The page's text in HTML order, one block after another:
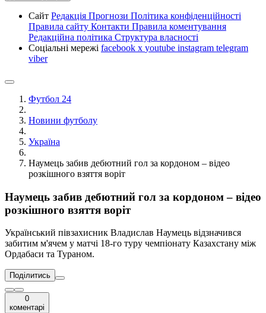
Сайт Редакція Прогнози Політика конфіденційності
Правила сайту Контакти Правила коментування
Редакційна політика Структура власності
Соціальні мережі facebook x youtube instagram telegram
viber
Футбол 24
Новини футболу
Україна
Наумець забив дебютний гол за кордоном – відео
розкішного взяття воріт
Наумець забив дебютний гол за кордоном – відео
розкішного взяття воріт
Український півзахисник Владислав Наумець відзначився
забитим м'ячем у матчі 18-го туру чемпіонату Казахстану між
Ордабаси та Тураном.
Поділитись
0
коментарі